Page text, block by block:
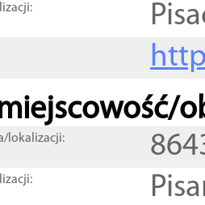
lokalizacji: